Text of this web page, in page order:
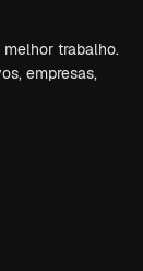
trabalho.
empresas,